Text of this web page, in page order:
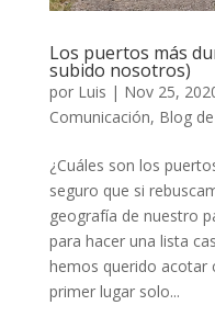
Los puertos más
subido nosotros)
por Luis | Nov 25,
Comunicación, Blog
¿Cuáles son los
seguro que si
geografía de nuestro
para hacer una lista
hemos querido acotar
primer lugar solo...